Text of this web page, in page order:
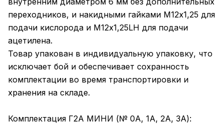
переходников, и накидными гайками M12х1,25 для
подачи кислорода и M12х1,25LH для подачи
ацетилена.
Товар упакован в индивидуальную упаковку, что
исключает бой и обеспечивает сохранность
комплектации во время транспортировки и
хранения на складе.
Комплектация Г2А МИНИ (№ 0А, 1А, 2А, 3А):